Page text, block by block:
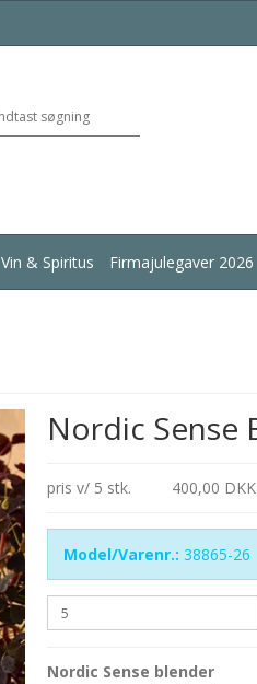
Vin & Spiritus Firmajulegaver 2026
Nordic Sense
pris v/ 5 stk. 400,00
Model/Varenr.: 38865-26
Nordic Sense blender